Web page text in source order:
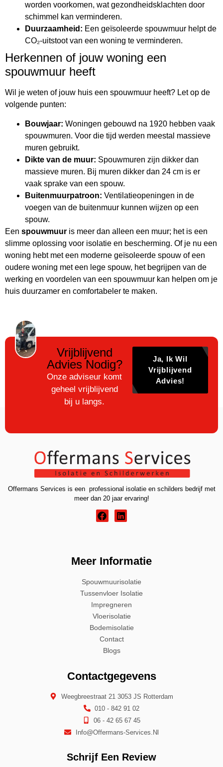
worden voorkomen, wat gezondheidsklachten door
schimmel kan verminderen.
Duurzaamheid: Een geïsoleerde spouwmuur helpt de
CO₂-uitstoot van een woning te verminderen.
Herkennen of jouw woning een
spouwmuur heeft
Wil je weten of jouw huis een spouwmuur heeft? Let op de
volgende punten:
Bouwjaar: Woningen gebouwd na 1920 hebben vaak
spouwmuren. Voor die tijd werden meestal massieve
muren gebruikt.
Dikte van de muur: Spouwmuren zijn dikker dan
massieve muren. Bij muren dikker dan 24 cm is er
vaak sprake van een spouw.
Buitenmuurpatroon: Ventilatieopeningen in de
voegen van de buitenmuur kunnen wijzen op een
spouw.
Een spouwmuur is meer dan alleen een muur; het is een
slimme oplossing voor isolatie en bescherming. Of je nu een
woning hebt met een moderne geïsoleerde spouw of een
oudere woning met een lege spouw, het begrijpen van de
werking en voordelen van een spouwmuur kan helpen om je
huis duurzamer en comfortabeler te maken.
Vrijblijvend
Advies Nodig?
Onze adviseur komt
geheel vrijblijvend
bij u langs.
Ja, Ik Wil
Vrijblijvend
Advies!
Offermans Services is een professional isolatie en schilders bedrijf met
meer dan 20 jaar ervaring!
Meer Informatie
Spouwmuurisolatie
Tussenvloer Isolatie
Impregneren
Vloerisolatie
Bodemisolatie
Contact
Blogs
Contactgegevens
Weegbreestraat 21 3053 JS Rotterdam
010 - 842 91 02
06 - 42 65 67 45
Info@offermans-Services.nl
Schrijf Een Review